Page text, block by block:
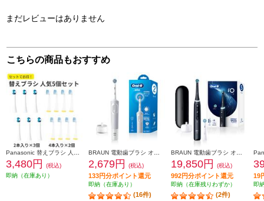
まだレビューはありません
こちらの商品もおすすめ
3,480円
(税込)
即納（在庫あり）
2,679円 (税込)
133円分ポイント還元
即納（在庫あり）
(16件)
19,850円 (税込)
992円分ポイント還元
即納（在庫残りわずか）
(2件)
19
即